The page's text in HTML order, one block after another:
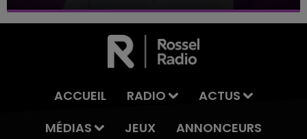
ACCUEIL RADIO
ACTUS
MÉDIAS
JEUX ANNONCEURS